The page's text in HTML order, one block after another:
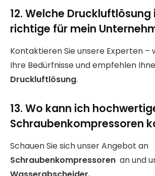
12. Welche Druckluftlösung
richtige für mein
Kontaktieren Sie unsere Experten –
Ihre Bedürfnisse und empfehlen
Druckluftlösung.
13. Wo kann ich
Schraubenkompressoren
Schauen Sie sich unser Angebot an
Schraubenkompressoren an und